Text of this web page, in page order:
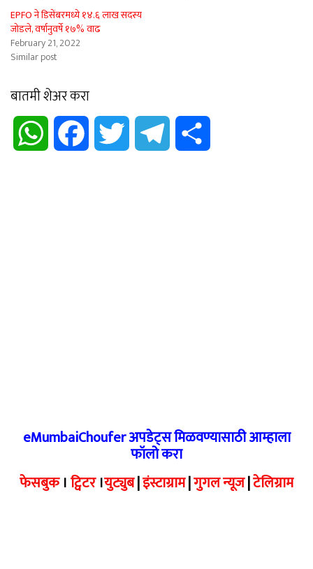
EPFO ​​ने डिसेंबरमध्ये १४.६ लाख सदस्य
जोडले, वर्षानुवर्षे १७% वाढ
February 21, 2022
Similar post
बातमी शेअर करा
WhatsApp Facebook Twitter Telegram
eMumbaiChoufer अपडेट्स मिळवण्यासाठी आम्हाला
फॉलो करा
फेसबुक।ट्विटर।युट्युब|इंस्टाग्राम|गुगल न्यूज|टेलिग्राम